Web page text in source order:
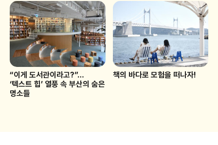
“이게 도서관이라고?”…
‘텍스트 힙’ 열풍 속 부산의 숨은
명소들
책의 바다로 모험을 떠나자!